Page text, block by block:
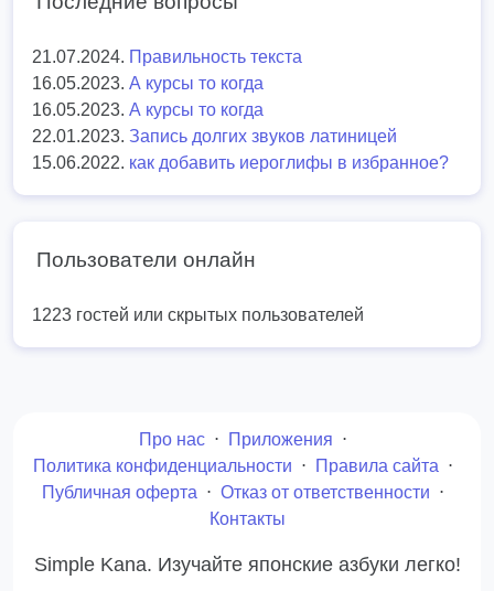
21.07.2024. Правильность текста
16.05.2023. А курсы то когда
16.05.2023. А курсы то когда
22.01.2023. Запись долгих звуков латиницей
15.06.2022. как добавить иероглифы в избранное?
Пользователи онлайн
1223 гостей или скрытых пользователей
Про нас ⋅ Приложения ⋅
Политика конфиденциальности ⋅ Правила сайта ⋅
Публичная оферта ⋅ Отказ от ответственности ⋅
Контакты
Simple Kana. Изучайте японские азбуки легко!